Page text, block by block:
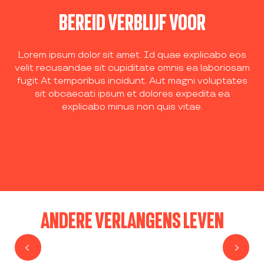
BEREID VERBLIJF VOOR
Lorem ipsum dolor sit amet. Id quae explicabo eos
velit recusandae sit cupiditate omnis ea laboriosam
fugit At temporibus incidunt. Aut magni voluptates
sit obcaecati ipsum et dolores expedita ea
explicabo minus non quis vitae.
ANDERE VERLANGENS LEVEN